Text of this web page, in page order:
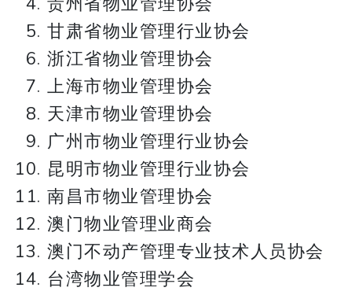
甘肃省物业管理行业协会
浙江省物业管理协会
上海市物业管理协会
天津市物业管理协会
广州市物业管理行业协会
昆明市物业管理行业协会
南昌市物业管理协会
澳门物业管理业商会
澳门不动产管理专业技术人员协会
台湾物业管理学会